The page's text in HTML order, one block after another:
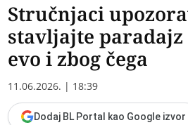
Stručnjaci
stavljajte
evo i zbog čega
11.06.2026. | 18:39
Dodaj BL Portal kao Google izvor